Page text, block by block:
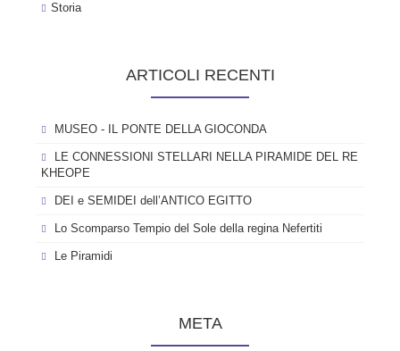
Storia
ARTICOLI RECENTI
MUSEO - IL PONTE DELLA GIOCONDA
LE CONNESSIONI STELLARI NELLA PIRAMIDE DEL RE
KHEOPE
DEI e SEMIDEI dell’ANTICO EGITTO
Lo Scomparso Tempio del Sole della regina Nefertiti
Le Piramidi
META